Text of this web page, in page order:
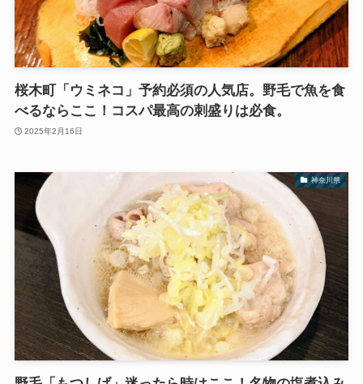
桜木町「ウミネコ」予約必須の人気店。野毛で魚を食
べるならここ！コスパ最高の刺盛りは必食。
2025年2月16日
神奈川県